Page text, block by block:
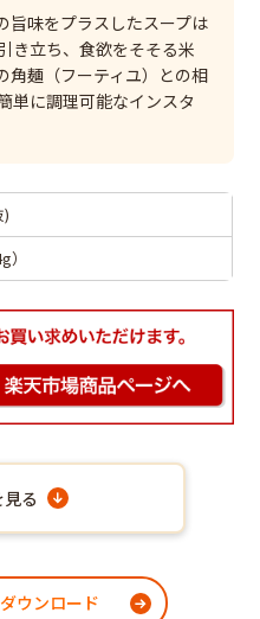
旨味をプラスしたスープは
き立ち、食欲をそそる米
角麺（フーティユ）との相
単に調理可能なインスタ
る
ウンロード